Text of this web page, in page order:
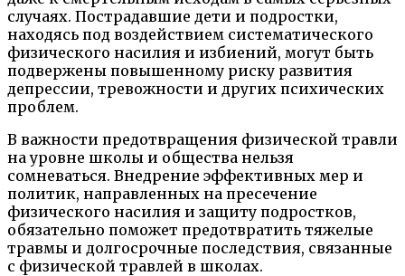
случаях. Пострадавшие дети и подростки,
находясь под воздействием систематического
физического насилия и избиений, могут быть
подвержены повышенному риску развития
депрессии, тревожности и других психических
проблем.
В важности предотвращения физической травли
на уровне школы и общества нельзя
сомневаться. Внедрение эффективных мер и
политик, направленных на пресечение
физического насилия и защиту подростков,
обязательно поможет предотвратить тяжелые
травмы и долгосрочные последствия, связанные
с физической травлей в школах.